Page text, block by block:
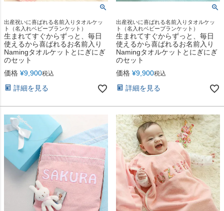
出産祝いに喜ばれる名前入りタオルケッ
ト（名入れベビーブランケット）
生まれてすぐからずっと、毎日
使えるから喜ばれるお名前入り
Namingタオルケットとにぎにぎ
のセット
価格 ¥9,900税込
詳細を見る
出産祝いに喜ばれる名前入りタオルケッ
ト（名入れベビーブランケット）
生まれてすぐからずっと、毎日
使えるから喜ばれるお名前入り
Namingタオルケットとにぎにぎ
のセット
価格 ¥9,900税込
詳細を見る